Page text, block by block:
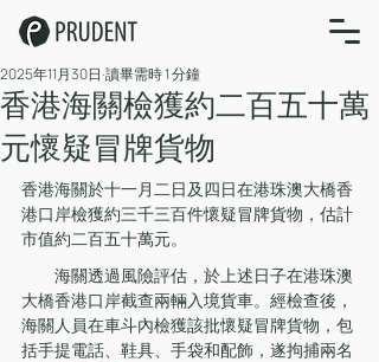
​香港海關檢獲約二百五十萬
元懷疑冒牌貨物
2025年11月30日 讀畢需時 1 分鐘
香港海關於十一月二日及四日在港珠澳大橋香
港口岸檢獲約三千三百件懷疑冒牌貨物，估計
市值約二百五十萬元。
海關透過風險評估，於上述日子在港珠澳
大橋香港口岸截查兩輛入境貨車。經檢查後，
海關人員在車斗內檢獲該批懷疑冒牌貨物，包
括手提電話、鞋具、手袋和配飾，遂拘捕兩名